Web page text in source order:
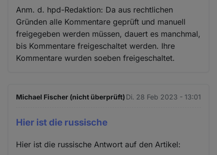
Anm. d. hpd-Redaktion: Da aus rechtlichen
Gründen alle Kommentare geprüft und manuell
freigegeben werden müssen, dauert es manchmal,
bis Kommentare freigeschaltet werden. Ihre
Kommentare wurden soeben freigeschaltet.
Michael Fischer (nicht überprüft) Di. 28 Feb 2023 - 13:01
Hier ist die russische
Hier ist die russische Antwort auf den Artikel: